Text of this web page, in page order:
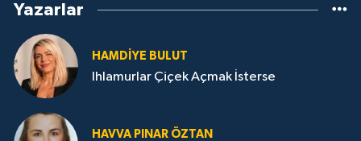
Yazarlar
HAMDIYE BULUT
Ihlamurlar Çiçek Açmak İsterse
HAVVA PINAR ÖZTAN